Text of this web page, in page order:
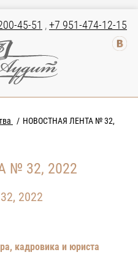
45-51 ,+7 951-474-12-15
НОВОСТНАЯ ЛЕНТА № 32,
№ 32, 2022
2022
кадровика и юриста